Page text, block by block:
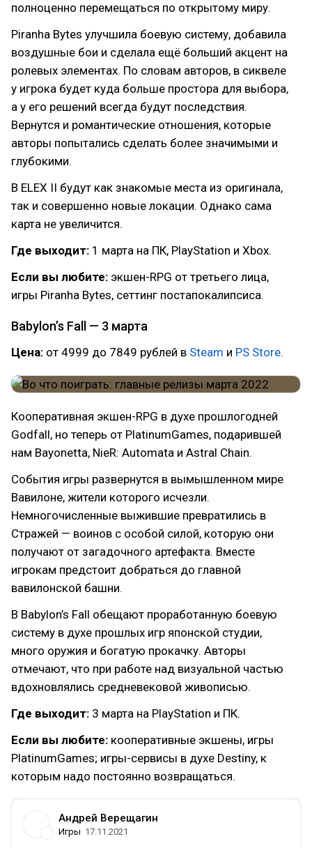
полноценно перемещаться по открытому миру.
Piranha Bytes улучшила боевую систему, добавила
воздушные бои и сделала ещё больший акцент на
ролевых элементах. По словам авторов, в сиквеле
у игрока будет куда больше простора для выбора,
а у его решений всегда будут последствия.
Вернутся и романтические отношения, которые
авторы попытались сделать более значимыми и
глубокими.
В ELEX II будут как знакомые места из оригинала,
так и совершенно новые локации. Однако сама
карта не увеличится.
Где выходит: 1 марта на ПК, PlayStation и Xbox.
Если вы любите: экшен-RPG от третьего лица,
игры Piranha Bytes, сеттинг постапокалипсиса.
Babylon’s Fall — 3 марта
Цена: от 4999 до 7849 рублей в Steam и PS Store.
Кооперативная экшен-RPG в духе прошлогодней
Godfall, но теперь от PlatinumGames, подарившей
нам Bayonetta, NieR: Automata и Astral Chain.
События игры развернутся в вымышленном мире
Вавилоне, жители которого исчезли.
Немногочисленные выжившие превратились в
Стражей — воинов с особой силой, которую они
получают от загадочного артефакта. Вместе
игрокам предстоит добраться до главной
вавилонской башни.
В Babylon’s Fall обещают проработанную боевую
систему в духе прошлых игр японской студии,
много оружия и богатую прокачку. Авторы
отмечают, что при работе над визуальной частью
вдохновлялись средневековой живописью.
Где выходит: 3 марта на PlayStation и ПК.
Если вы любите: кооперативные экшены, игры
PlatinumGames; игры-сервисы в духе Destiny, к
которым надо постоянно возвращаться.
Андрей Верещагин
Игры 17.11.2021